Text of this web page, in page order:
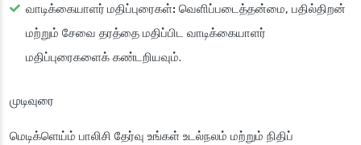
வாடிக்கையாளர் மதிப்புரைகள்: வெளிப்படைத்தன்மை, பதில்திறன்
மற்றும் சேவை தரத்தை மதிப்பிட வாடிக்கையாளர்
மதிப்புரைகளைக் கண்டறியவும்.
முடிவுரை
மெடிக்ளெய்ம் பாலிசி தேர்வு உங்கள் உடல்நலம் மற்றும் நிதிப்